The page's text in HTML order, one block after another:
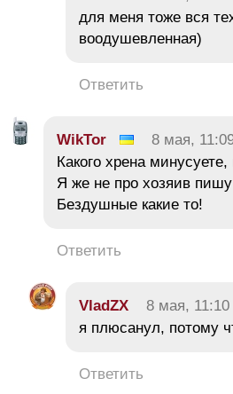
для меня тоже вся
воодушевленная)
Ответить
WikTor 8 мая,
Какого хрена
Я же не про хозяив
Бездушные какие то!
Ответить
VladZX 8 мая, 11:10
я плюсанул, потому
Ответить